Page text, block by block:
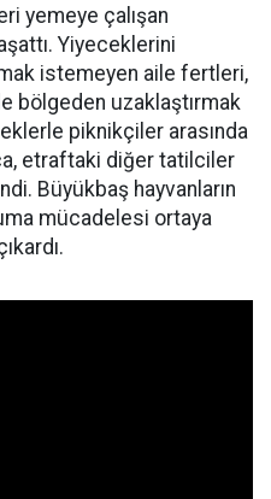
yemeye çalışan
Yiyeceklerini
istemeyen aile fertleri,
bölgeden uzaklaştırmak
piknikçiler arasında
etraftaki diğer tatilciler
Büyükbaş hayvanların
mücadelesi ortaya